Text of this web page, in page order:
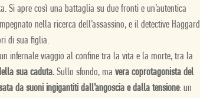
Si apre così una battaglia su due fronti e un’autentica
nella ricerca dell’assassino, e il detective
di sua figlia.
un infernale viaggio al confine tra la vita e la morte, tra la
sua caduta.Sullo sfondo, ma vera coprotagonista del
da suoni ingigantiti dall’angoscia e dalla tensione: un